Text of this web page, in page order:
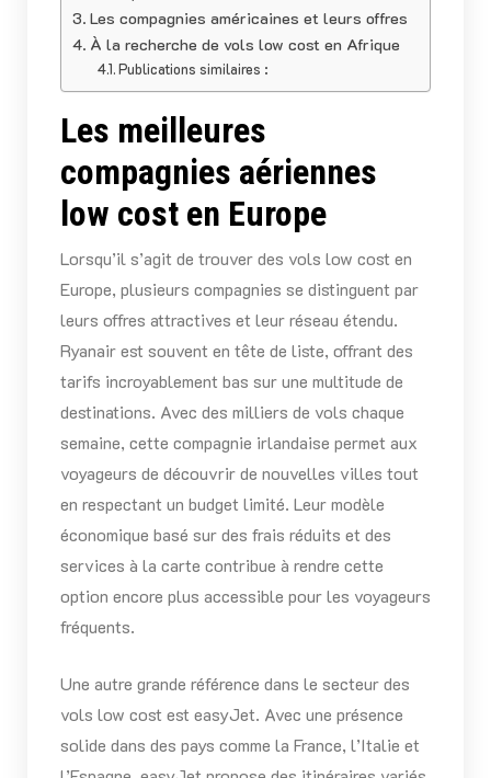
Les compagnies américaines et leurs offres
À la recherche de vols low cost en Afrique
Publications similaires :
Les meilleures
compagnies aériennes
low cost en Europe
Lorsqu’il s’agit de trouver des vols low cost en
Europe, plusieurs compagnies se distinguent par
leurs offres attractives et leur réseau étendu.
Ryanair est souvent en tête de liste, offrant des
tarifs incroyablement bas sur une multitude de
destinations. Avec des milliers de vols chaque
semaine, cette compagnie irlandaise permet aux
voyageurs de découvrir de nouvelles villes tout
en respectant un budget limité. Leur modèle
économique basé sur des frais réduits et des
services à la carte contribue à rendre cette
option encore plus accessible pour les voyageurs
fréquents.
Une autre grande référence dans le secteur des
vols low cost est easyJet. Avec une présence
solide dans des pays comme la France, l’Italie et